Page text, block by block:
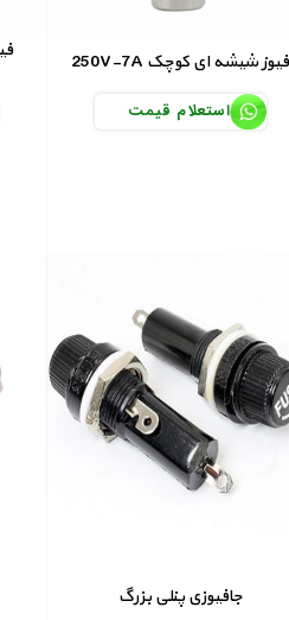
250V-7A فیوز شیشه ای کوچک
استعلام قیمت
جافیوزی پنلی بزرگ